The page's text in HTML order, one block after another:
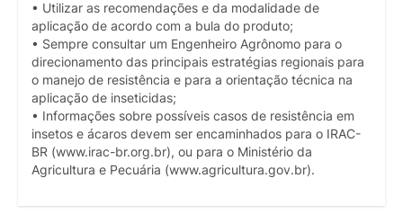
• Utilizar as recomendações e da modalidade de
aplicação de acordo com a bula do produto;
• Sempre consultar um Engenheiro Agrônomo para o
direcionamento das principais estratégias regionais para
o manejo de resistência e para a orientação técnica na
aplicação de inseticidas;
• Informações sobre possíveis casos de resistência em
insetos e ácaros devem ser encaminhados para o IRAC-
BR (www.irac-br.org.br), ou para o Ministério da
Agricultura e Pecuária (www.agricultura.gov.br).